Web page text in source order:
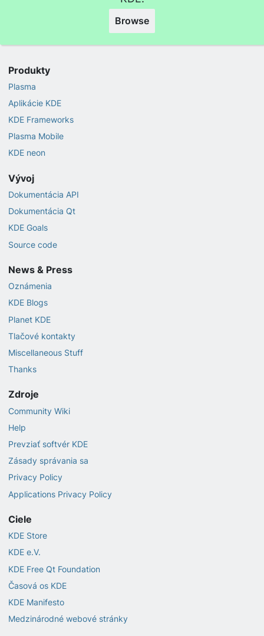
Browse
Produkty
Plasma
Aplikácie KDE
KDE Frameworks
Plasma Mobile
KDE neon
Vývoj
Dokumentácia API
Dokumentácia Qt
KDE Goals
Source code
News & Press
Oznámenia
KDE Blogs
Planet KDE
Tlačové kontakty
Miscellaneous Stuff
Thanks
Zdroje
Community Wiki
Help
Prevziať softvér KDE
Zásady správania sa
Privacy Policy
Applications Privacy Policy
Ciele
KDE Store
KDE e.V.
KDE Free Qt Foundation
Časová os KDE
KDE Manifesto
Medzinárodné webové stránky